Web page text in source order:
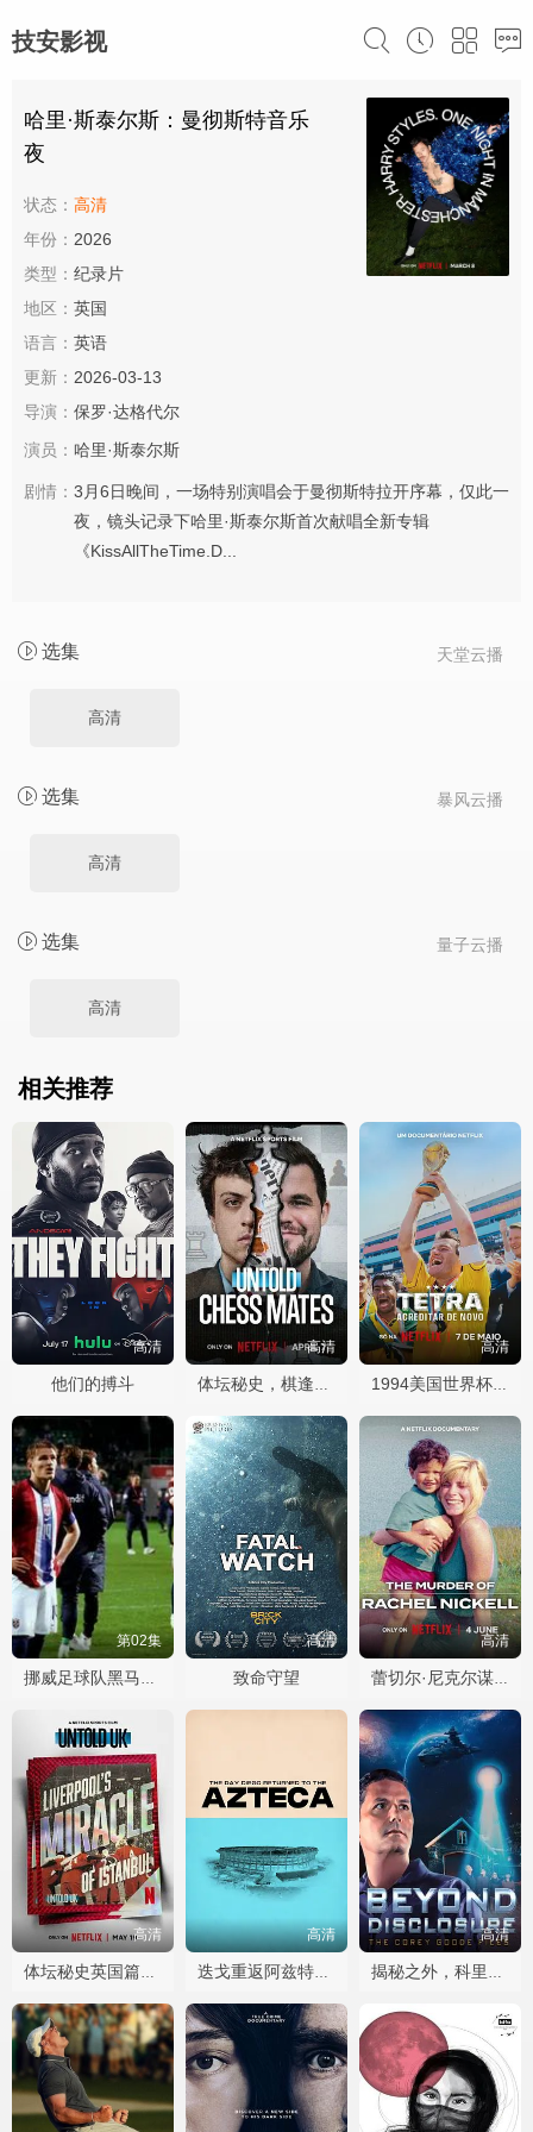
技安影视
哈里·斯泰尔斯：曼彻斯特音乐
夜
状态： 高清
年份： 2026
类型： 纪录片
地区： 英国
语言： 英语
更新： 2026-03-13
导演： 保罗·达格代尔
演员： 哈里·斯泰尔斯
剧情： 3月6日晚间，一场特别演唱会于曼彻斯特拉开序幕，仅此一
夜，镜头记录下哈里·斯泰尔斯首次献唱全新专辑
《KissAllTheTime.D...
天堂云播
选集
高清
暴风云播
选集
高清
量子云播
选集
高清
相关推荐
高清
他们的搏斗
高清
体坛秘史，棋逢敌手
高清
1994美国世界杯：巴西队荣耀再临
第02集
挪威足球队黑马之路
高清
致命守望
高清
蕾切尔·尼克尔谋杀案
高清
体坛秘史英国篇利物浦的伊斯坦布尔奇迹
高清
迭戈重返阿兹特克之日
高清
揭秘之外，科里古德档案